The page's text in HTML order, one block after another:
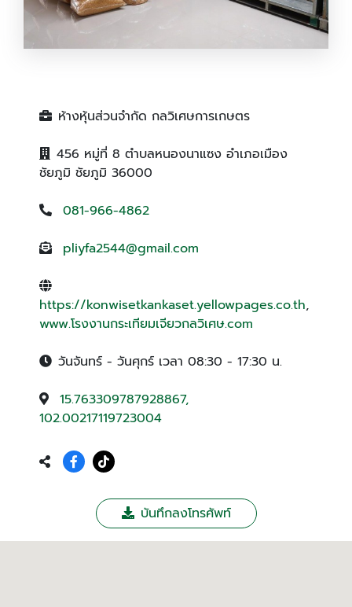
รับผลิตกระเทียมเจียว
ห้างหุ้นส่วนจำกัด กลวิเศษการเกษตร
456 หมู่ที่ 8 ตำบลหนองนาแซง อำเภอเมือง
ชัยภูมิ ชัยภูมิ 36000
081-966-4862
pliyfa2544@gmail.com
https://konwisetkankaset.yellowpages.co.th,
www.โรงงานกระเทียมเจียวกลวิเศษ.com
วันจันทร์ - วันศุกร์ เวลา 08:30 - 17:30 น.
15.763309787928867,
102.00217119723004
บันทึกลงโทรศัพท์